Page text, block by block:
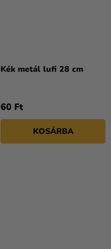
Kék metál lufi 28 cm
60 Ft
KOSÁRBA